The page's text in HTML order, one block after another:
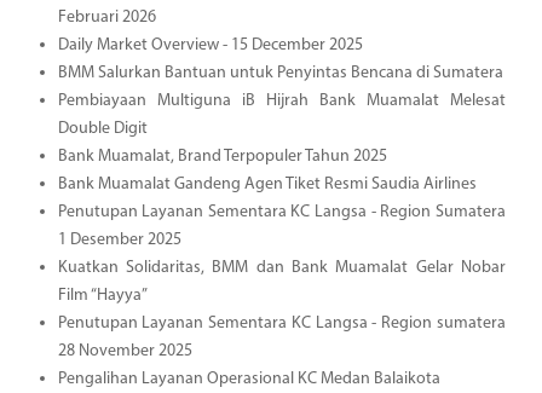
Februari 2026
Daily Market Overview - 15 December 2025
BMM Salurkan Bantuan untuk Penyintas Bencana di Sumatera
Pembiayaan Multiguna iB Hijrah Bank Muamalat Melesat
Double Digit
Bank Muamalat, Brand Terpopuler Tahun 2025
Bank Muamalat Gandeng Agen Tiket Resmi Saudia Airlines
Penutupan Layanan Sementara KC Langsa - Region Sumatera
1 Desember 2025
Kuatkan Solidaritas, BMM dan Bank Muamalat Gelar Nobar
Film “Hayya”
Penutupan Layanan Sementara KC Langsa - Region sumatera
28 November 2025
Pengalihan Layanan Operasional KC Medan Balaikota